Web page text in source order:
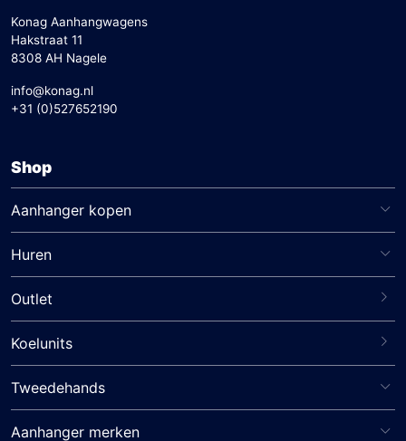
Konag Aanhangwagens
Hakstraat 11
8308 AH Nagele
info@konag.nl
+31 (0)527652190
Shop
Aanhanger kopen
Huren
Outlet
Koelunits
Tweedehands
Aanhanger merken